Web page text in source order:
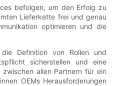
befolgen, um den Erfolg zu
Lieferkette frei und genau
optimieren und die
Definition von Rollen und
sicherstellen und eine
allen Partnern für ein
OEMs Herausforderungen